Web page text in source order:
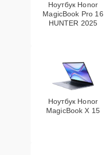
Ноутбук Honor
MagicBook Pro 16
HUNTER 2025
Ноутбук Honor
MagicBook X 15